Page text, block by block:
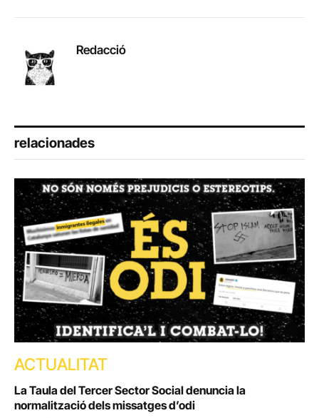
Redacció
relacionades
ACTUALITAT
La Taula del Tercer Sector Social denuncia la
normalització dels missatges d’odi